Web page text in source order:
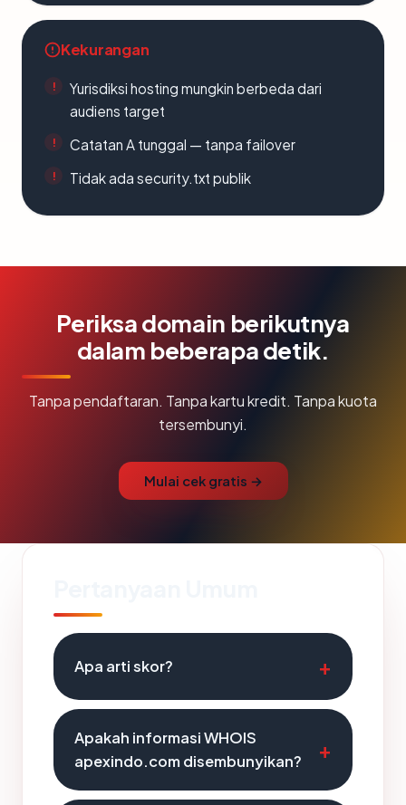
Kekurangan
Yurisdiksi hosting mungkin berbeda dari
audiens target
Catatan A tunggal — tanpa failover
Tidak ada security.txt publik
Periksa domain berikutnya
dalam beberapa detik.
Tanpa pendaftaran. Tanpa kartu kredit. Tanpa kuota
tersembunyi.
Mulai cek gratis →
Apa arti skor?
Apakah informasi WHOIS
apexindo.com disembunyikan?